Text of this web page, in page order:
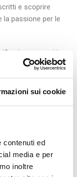
sui cookie
contenuti ed
media e per
inoltre
e scoprire
passione per le
immergersi in
e pratica si
di capire come il
professionali
per iniziare il
reale.